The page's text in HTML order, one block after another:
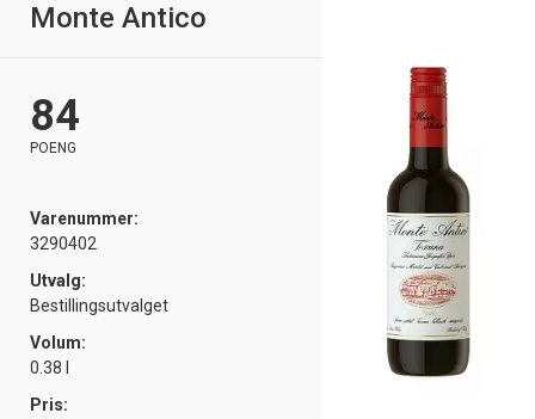
Monte Antico
84
POENG
Varenummer:
3290402
Utvalg:
Bestillingsutvalget
Volum:
0.38 l
Pris: